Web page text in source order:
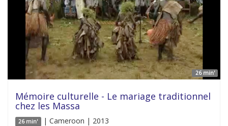
26 min'
Mémoire culturelle - Le mariage traditionnel
chez les Massa
26 min' | Cameroon | 2013